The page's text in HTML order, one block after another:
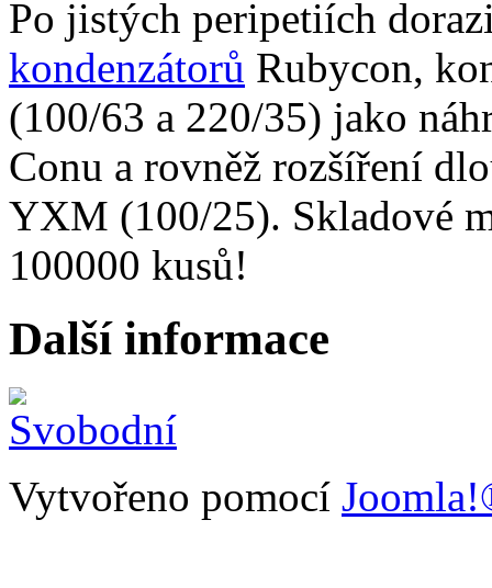
Po jistých peripetiích
kondenzátorů Rubycon,
(100/63 a 220/35) jako
Conu a rovněž rozšíření
YXM (100/25). Skladové
100000 kusů!
Další informace
Vytvořeno pomocí